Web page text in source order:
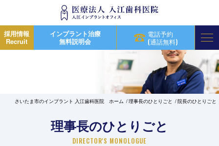
採用情報
Recruit
インプラント治療
無料説明会
電話予約
(通話無料)
さいたま市のインプラント 入江歯科医院 ホーム 理事長のひとりごと 院長のひとりごと
理事長のひとりごと
DIRECTOR'S MONOLOGUE